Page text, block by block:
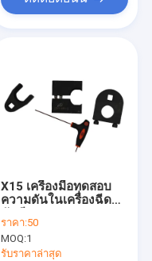
X15 เครื่องมือทดสอบ
ความดันในเครื่องฉีดน้ํา
ราคา:50
MOQ:1
รับราคาล่าสุด